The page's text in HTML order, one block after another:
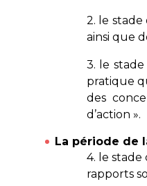
2. le
ainsi que
3. le
pratique
des
d’action ».
La période de
4. le
rapports